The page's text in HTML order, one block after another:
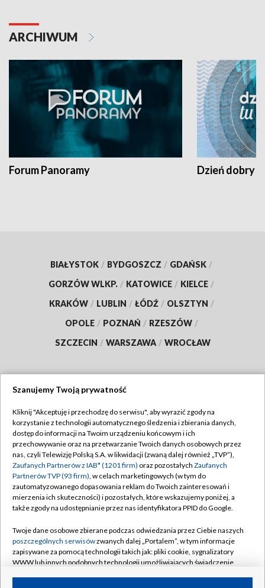
ARCHIWUM
Forum Panoramy Dzień dobry
BIAŁYSTOK / BYDGOSZCZ / GDAŃSK /
GORZÓW WLKP. / KATOWICE / KIELCE /
KRAKÓW / LUBLIN / ŁÓDŹ / OLSZTYN /
OPOLE / POZNAŃ / RZESZÓW /
SZCZECIN / WARSZAWA / WROCŁAW
TVP
Abonament TVP
Emisja w TVP
Centrum informacji TVP
Naziemna Telewizja Cyfrowa
Rada Programowa
System NOS
Informacje o nadawcy
Regulamin TVP
Polityka prywatności
Moje zgody
Pomoc
Kontakt
Kanały
Szanujemy Twoją prywatność
Kliknij "Akceptuję i przechodzę do serwisu", aby wyrazić zgody na
korzystanie z technologii automatycznego śledzenia i zbierania danych,
dostęp do informacji na Twoim urządzeniu końcowym i ich
przechowywanie oraz na przetwarzanie Twoich danych osobowych przez
nas, czyli Telewizję Polską S.A. w likwidacji (zwaną dalej również „TVP”),
Zaufanych Partnerów z IAB* (1201 firm) oraz pozostałych Zaufanych
Partnerów TVP (93 firm), w celach marketingowych (w tym do
zautomatyzowanego dopasowania reklam do Twoich zainteresowań i
mierzenia ich skuteczności) i pozostałych, które wskazujemy poniżej, a
także zgody na udostępnianie przez nas identyfikatora PPID do Google.
Twoje dane osobowe zbierane podczas odwiedzania przez Ciebie naszych
poszczególnych serwisówzwanych dalej „Portalem”, w tym informacje
zapisywane za pomocą technologii takich jak: pliki cookie, sygnalizatory
WWW lub innych podobnych technologii umożliwiających świadczenie